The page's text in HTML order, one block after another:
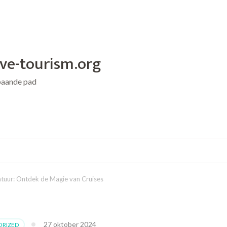
tourism.org
pad
Ontdek de Magie van Cruises
27 oktober 2024